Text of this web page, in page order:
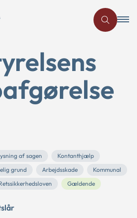
af sagen
Kontanthjælp
grund Arbejdsskade
Kommunal
Gældende